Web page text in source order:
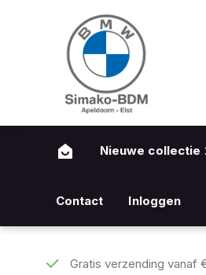
Nieuwe collectie
Contact Inloggen
Gratis verzending vanaf